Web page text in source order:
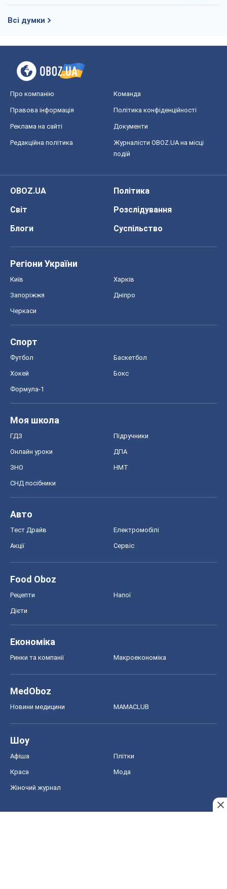
Всі думки
Про компанію Команда
Правова інформація Політика конфіденційності
Реклама на сайті Документи
Редакційна політика
Журналісти OBOZ.UA на місці
подій
OBOZ.UA
Політика
Світ
Розслідування
Блоги
Суспільство
Регіони України
Київ Харків
Запоріжжя Дніпро
Черкаси
Спорт
Футбол Баскетбол
Хокей Бокс
Формула-1
Моя школа
ГДЗ Підручники
Онлайн уроки ДПА
ЗНО НМТ
СНД посібники
Авто
Тест Драйв Електромобілі
Акції Сервіс
Food Oboz
Рецепти Напої
Дієти
Економіка
Ринки та компанії Макроекономіка
MedOboz
Новини медицини MAMACLUB
Шоу
Афіша Плітки
Краса Мода
Жіночий журнал